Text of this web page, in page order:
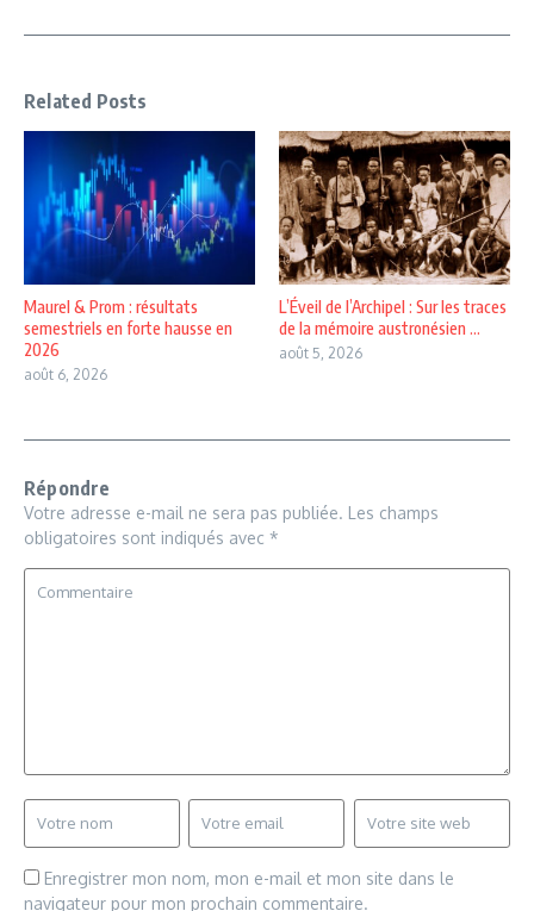
Related Posts
Maurel & Prom : résultats
semestriels en forte hausse en
2026
août 6, 2026
L’Éveil de l’Archipel : Sur les traces
de la mémoire austronésien ...
août 5, 2026
Répondre
Votre adresse e-mail ne sera pas publiée. Les champs
obligatoires sont indiqués avec *
Enregistrer mon nom, mon e-mail et mon site dans le
navigateur pour mon prochain commentaire.